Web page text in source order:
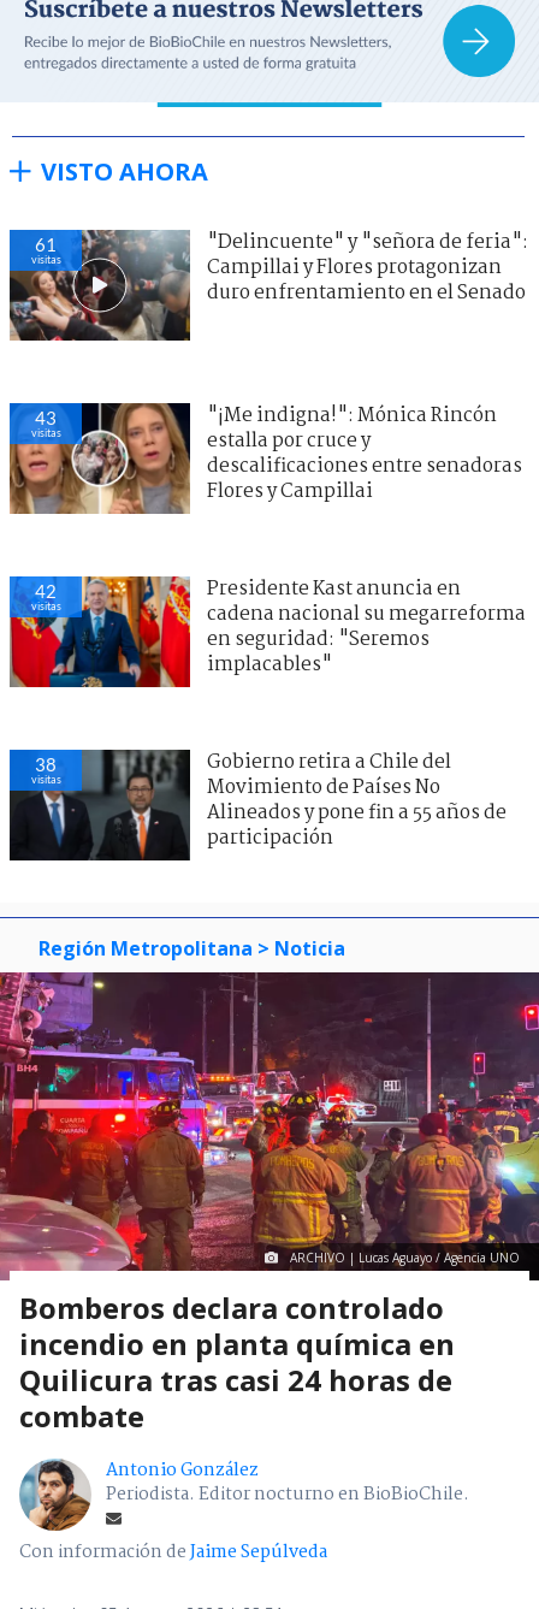
VISTO AHORA
61
visitas
"Delincuente" y "señora de feria":
Campillai y Flores protagonizan
duro enfrentamiento en el Senado
43
visitas
"¡Me indigna!": Mónica Rincón
estalla por cruce y
descalificaciones entre senadoras
Flores y Campillai
42
visitas
Presidente Kast anuncia en
cadena nacional su megarreforma
en seguridad: "Seremos
implacables"
38
visitas
Gobierno retira a Chile del
Movimiento de Países No
Alineados y pone fin a 55 años de
participación
Región Metropolitana > Noticia
ARCHIVO | Lucas Aguayo / Agencia UNO
Bomberos declara controlado
incendio en planta química en
Quilicura tras casi 24 horas de
combate
Antonio González
Periodista. Editor nocturno en BioBioChile.
Con información deJaime Sepúlveda